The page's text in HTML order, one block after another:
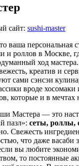
сайт: sushi-master
ваша персональная
и роллов в Москве,
ход
креатив и
сами сэнсэи
вроде
которые и в мечтах
Мастера — это
пазл»: сеты, роллы,
Свежесть
что даже васаби
вы любите
то постоянные